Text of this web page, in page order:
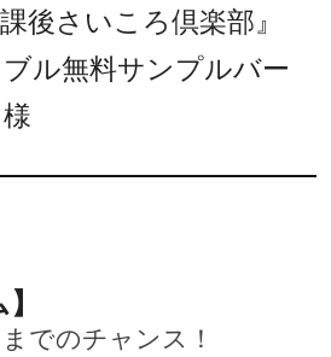
後さいころ倶楽部』
ル無料サンプルバー
でのチャンス！